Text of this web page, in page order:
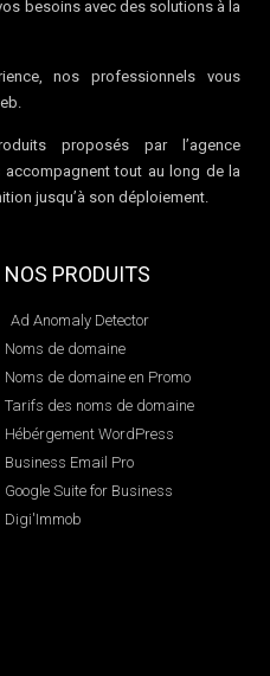
besoins avec des solutions à la
nos professionnels vous
proposés par l’agence
accompagnent tout au long de la
jusqu’à son déploiement.
NOS PRODUITS
Ad Anomaly Detector
Noms de domaine
Noms de domaine en Promo
Tarifs des noms de domaine
Hébérgement WordPress
Business Email Pro
Google Suite for Business
Digi'Immob